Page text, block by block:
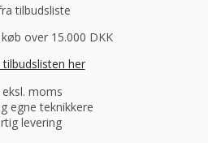
tilbudsliste
over 15.000 DKK
her
moms
egne teknikkere
levering